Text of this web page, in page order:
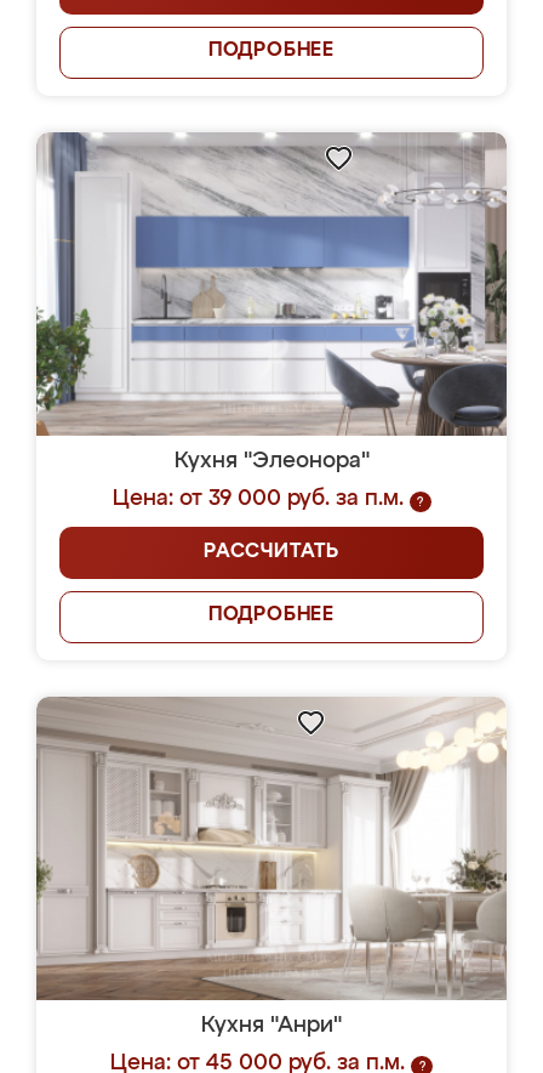
ПОДРОБНЕЕ
Кухня "Элеонора"
Цена: от 39 000 руб. за п.м.
?
РАССЧИТАТЬ
ПОДРОБНЕЕ
Кухня "Анри"
Цена: от 45 000 руб. за п.м.
?